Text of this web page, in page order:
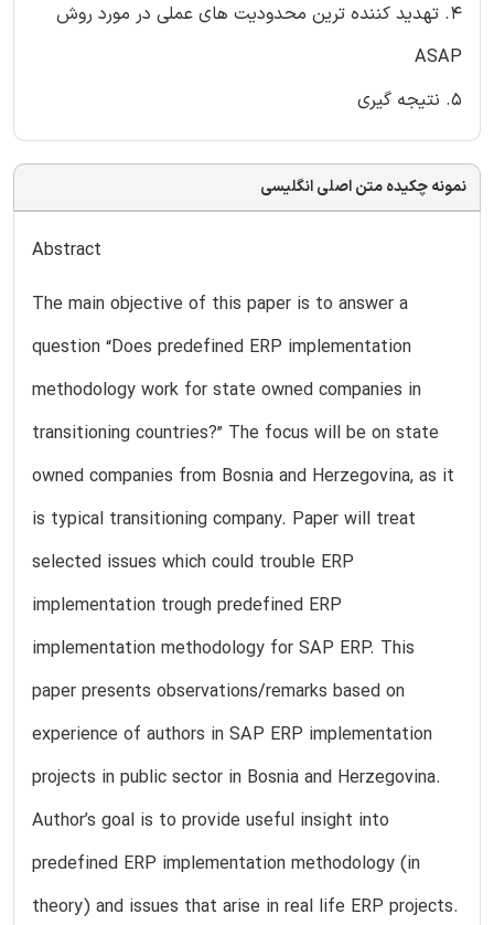
4. تهديد کننده ترين محدوديت های عملی در مورد روش
ASAP
5. نتيجه گيری
نمونه چکیده متن اصلی انگلیسی
Abstract
The main objective of this paper is to answer a
question “Does predefined ERP implementation
methodology work for state owned companies in
transitioning countries?” The focus will be on state
owned companies from Bosnia and Herzegovina, as it
is typical transitioning company. Paper will treat
selected issues which could trouble ERP
implementation trough predefined ERP
implementation methodology for SAP ERP. This
paper presents observations/remarks based on
experience of authors in SAP ERP implementation
projects in public sector in Bosnia and Herzegovina.
Author’s goal is to provide useful insight into
predefined ERP implementation methodology (in
theory) and issues that arise in real life ERP projects.